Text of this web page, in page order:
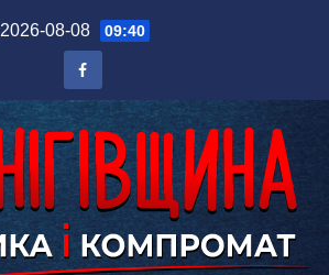
2026-08-08 09:40